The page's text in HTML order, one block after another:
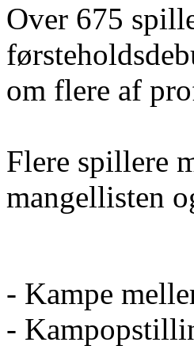
Over 675
om flere af
Flere spillere
mangellisten
- Kampe
-